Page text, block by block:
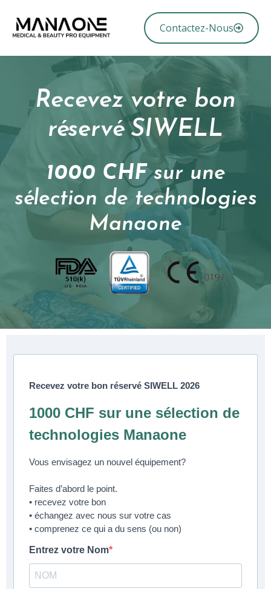
Contactez-Nous
Recevez votre bon
réservé SIWELL
1000 CHFsur une
sélection de technologies
Manaone
Recevez votre bon réservé SIWELL 2026
1000 CHF sur une sélection de
technologies Manaone
Vous envisagez un nouvel équipement?
Faites d’abord le point.
• recevez votre bon
• échangez avec nous sur votre cas
• comprenez ce qui a du sens (ou non)
Entrez votre Nom